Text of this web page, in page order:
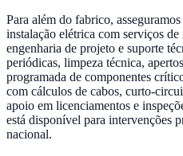
Para além do fabrico,
instalação elétrica com serviços
engenharia de projeto e suporte
periódicas, limpeza técnica,
programada de componentes
com cálculos de cabos, curto-
apoio em licenciamentos e
está disponível para intervenções
nacional.